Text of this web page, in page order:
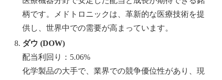
柄です。メドトロニックは、革新的な医療技術を提
供し、世界中での需要が高まっています。
ダウ (DOW)
配当利回り：5.06%
化学製品の大手で、業界での競争優位性があり、現